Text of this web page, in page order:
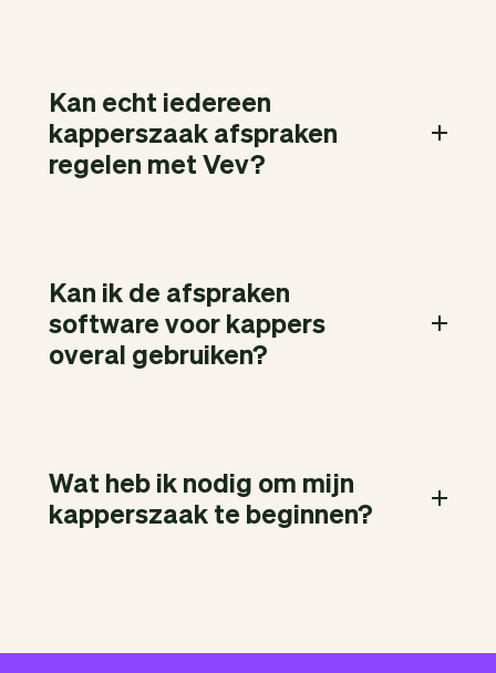
Kan echt iedereen
kapperszaak afspraken
regelen met Vev?
Kan ik de afspraken
software voor kappers
overal gebruiken?
Wat heb ik nodig om mijn
kapperszaak te beginnen?